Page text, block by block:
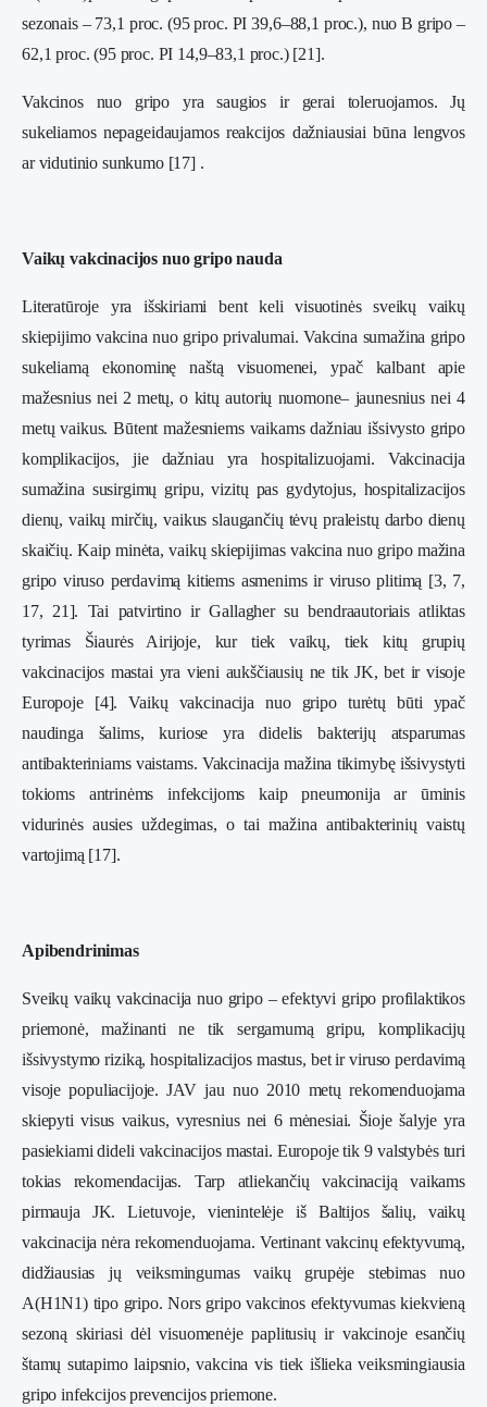
sezonais – 73,1 proc. (95 proc. PI 39,6–88,1 proc.), nuo B gripo –
62,1 proc. (95 proc. PI 14,9–83,1 proc.) [21].
Vakcinos nuo gripo yra saugios ir gerai toleruojamos. Jų
sukeliamos nepageidaujamos reakcijos dažniausiai būna lengvos
ar vidutinio sunkumo [17] .
Vaikų vakcinacijos nuo gripo nauda
Literatūroje yra išskiriami bent keli visuotinės sveikų vaikų
skiepijimo vakcina nuo gripo privalumai. Vakcina sumažina gripo
sukeliamą ekonominę naštą visuomenei, ypač kalbant apie
mažesnius nei 2 metų, o kitų autorių nuomone– jaunesnius nei 4
metų vaikus. Būtent mažesniems vaikams dažniau išsivysto gripo
komplikacijos, jie dažniau yra hospitalizuojami. Vakcinacija
sumažina susirgimų gripu, vizitų pas gydytojus, hospitalizacijos
dienų, vaikų mirčių, vaikus slaugančių tėvų praleistų darbo dienų
skaičių. Kaip minėta, vaikų skiepijimas vakcina nuo gripo mažina
gripo viruso perdavimą kitiems asmenims ir viruso plitimą [3, 7,
17, 21]. Tai patvirtino ir Gallagher su bendraautoriais atliktas
tyrimas Šiaurės Airijoje, kur tiek vaikų, tiek kitų grupių
vakcinacijos mastai yra vieni aukščiausių ne tik JK, bet ir visoje
Europoje [4]. Vaikų vakcinacija nuo gripo turėtų būti ypač
naudinga šalims, kuriose yra didelis bakterijų atsparumas
antibakteriniams vaistams. Vakcinacija mažina tikimybę išsivystyti
tokioms antrinėms infekcijoms kaip pneumonija ar ūminis
vidurinės ausies uždegimas, o tai mažina antibakterinių vaistų
vartojimą [17].
Apibendrinimas
Sveikų vaikų vakcinacija nuo gripo – efektyvi gripo profilaktikos
priemonė, mažinanti ne tik sergamumą gripu, komplikacijų
išsivystymo riziką, hospitalizacijos mastus, bet ir viruso perdavimą
visoje populiacijoje. JAV jau nuo 2010 metų rekomenduojama
skiepyti visus vaikus, vyresnius nei 6 mėnesiai. Šioje šalyje yra
pasiekiami dideli vakcinacijos mastai. Europoje tik 9 valstybės turi
tokias rekomendacijas. Tarp atliekančių vakcinaciją vaikams
pirmauja JK. Lietuvoje, vienintelėje iš Baltijos šalių, vaikų
vakcinacija nėra rekomenduojama. Vertinant vakcinų efektyvumą,
didžiausias jų veiksmingumas vaikų grupėje stebimas nuo
A(H1N1) tipo gripo. Nors gripo vakcinos efektyvumas kiekvieną
sezoną skiriasi dėl visuomenėje paplitusių ir vakcinoje esančių
štamų sutapimo laipsnio, vakcina vis tiek išlieka veiksmingiausia
gripo infekcijos prevencijos priemone.